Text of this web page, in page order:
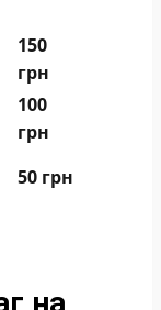
150
грн
100
грн
50 грн
на